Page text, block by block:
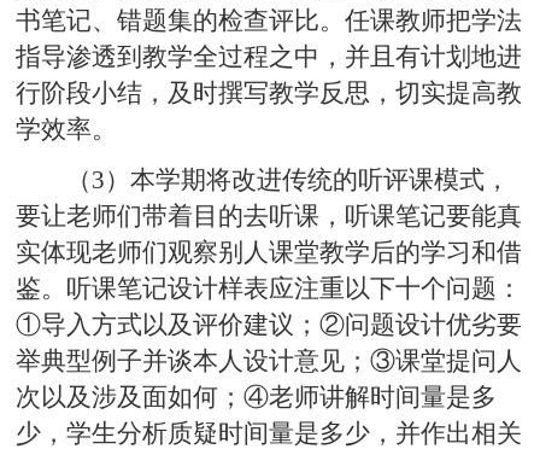
书笔记、错题集的检查评比。任课教师把学法
指导渗透到教学全过程之中，并且有计划地进
行阶段小结，及时撰写教学反思，切实提高教
学效率。
（3）本学期将改进传统的听评课模式，
要让老师们带着目的去听课，听课笔记要能真
实体现老师们观察别人课堂教学后的学习和借
鉴。听课笔记设计样表应注重以下十个问题：
①导入方式以及评价建议；②问题设计优劣要
举典型例子并谈本人设计意见；③课堂提问人
次以及涉及面如何；④老师讲解时间量是多
少，学生分析质疑时间量是多少，并作出相关